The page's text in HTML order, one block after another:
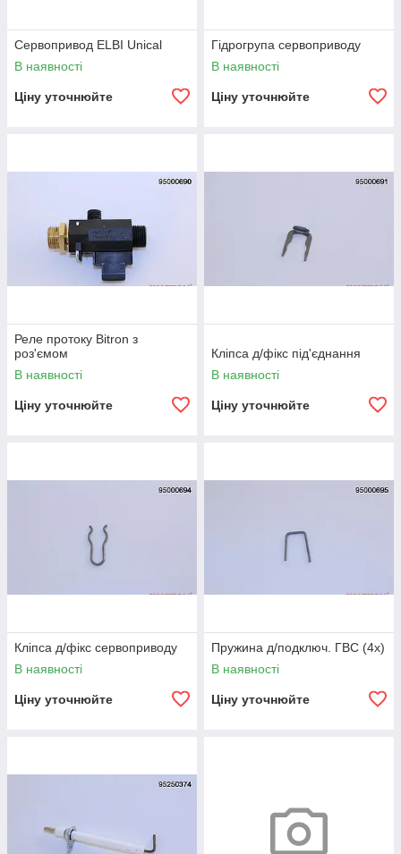
Сервопривод ELBI Unical
В наявності
Ціну уточнюйте
Гідрогрупа сервоприводу
В наявності
Ціну уточнюйте
Реле протоку Bitron з
роз'ємом
В наявності
Ціну уточнюйте
Кліпса д/фікс під'єднання
В наявності
Ціну уточнюйте
Кліпса д/фікс сервоприводу
В наявності
Ціну уточнюйте
Пружина д/подключ. ГВС (4x)
В наявності
Ціну уточнюйте